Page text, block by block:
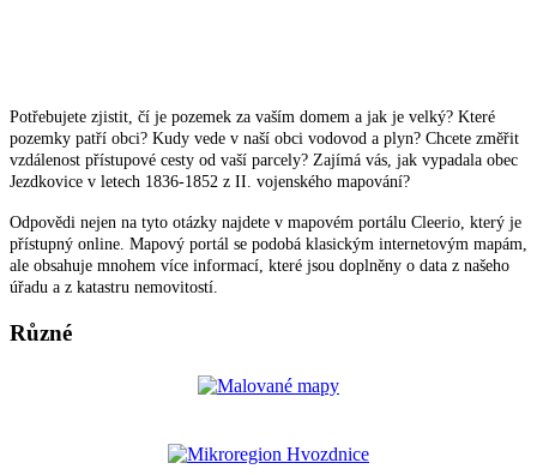
Potřebujete zjistit, čí je pozemek za vaším domem a jak je velký? Které
pozemky patří obci? Kudy vede v naší obci vodovod a plyn? Chcete změřit
vzdálenost přístupové cesty od vaší parcely? Zajímá vás, jak vypadala obec
Jezdkovice v letech 1836-1852 z II. vojenského mapování?
Odpovědi nejen na tyto otázky najdete v mapovém portálu Cleerio, který je
přístupný online. Mapový portál se podobá klasickým internetovým mapám,
ale obsahuje mnohem více informací, které jsou doplněny o data z našeho
úřadu a z katastru nemovitostí.
Různé